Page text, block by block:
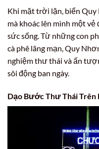
Khi mặt trời lặn, biển Quy
mà khoác lên mình một vẻ
sức sống. Từ những con
cà phê lãng mạn, Quy
nghiệm thư thái và ấn
sôi động ban ngày.
Dạo Bước Thư Thái Trên